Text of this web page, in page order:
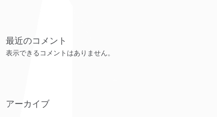
最近のコメント
表示できるコメントはありません。
アーカイブ